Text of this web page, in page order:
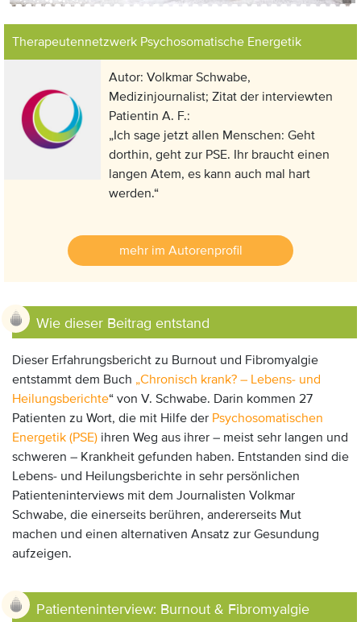
Anzeige:
Therapeutennetzwerk Psychosomatische Energetik
Autor: Volkmar Schwabe,
Medizinjournalist; Zitat der interviewten
Patientin A. F.:
„Ich sage jetzt allen Menschen: Geht
dorthin, geht zur PSE. Ihr braucht einen
langen Atem, es kann auch mal hart
werden.“
mehr im Autorenprofil
Wie dieser Beitrag entstand
Dieser Erfahrungsbericht zu Burnout und Fibromyalgie
entstammt dem Buch „Chronisch krank? – Lebens- und
Heilungsberichte“ von V. Schwabe. Darin kommen 27
Patienten zu Wort, die mit Hilfe der Psychosomatischen
Energetik (PSE) ihren Weg aus ihrer – meist sehr langen und
schweren – Krankheit gefunden haben. Entstanden sind die
Lebens- und Heilungsberichte in sehr persönlichen
Patienteninterviews mit dem Journalisten Volkmar
Schwabe, die einerseits berühren, andererseits Mut
machen und einen alternativen Ansatz zur Gesundung
aufzeigen.
Patienteninterview: Burnout & Fibromyalgie